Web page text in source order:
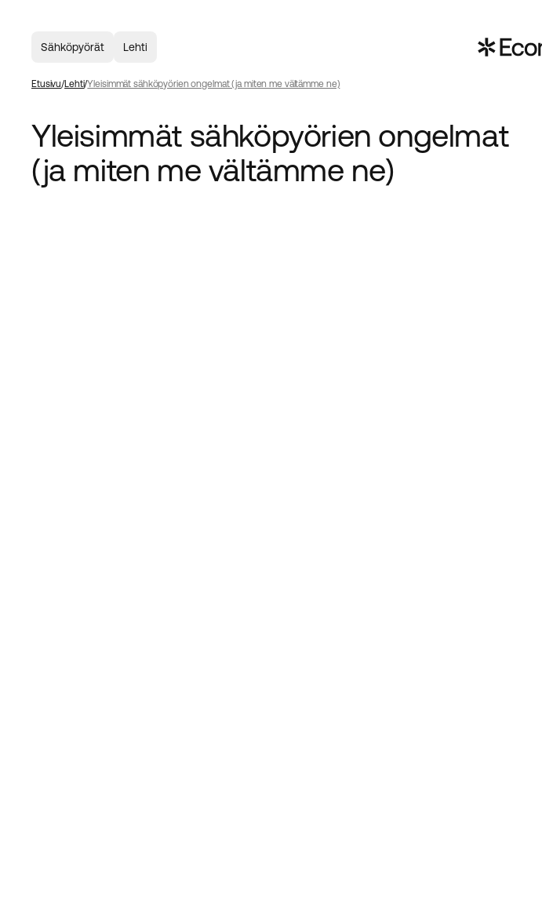
Sähköpyörät Lehti
Etusivu Lehti Yleisimmät sähköpyörien ongelmat (ja miten me vältämme ne)
Yleisimmät sähköpyörien ongelmat
(ja miten me vältämme ne)